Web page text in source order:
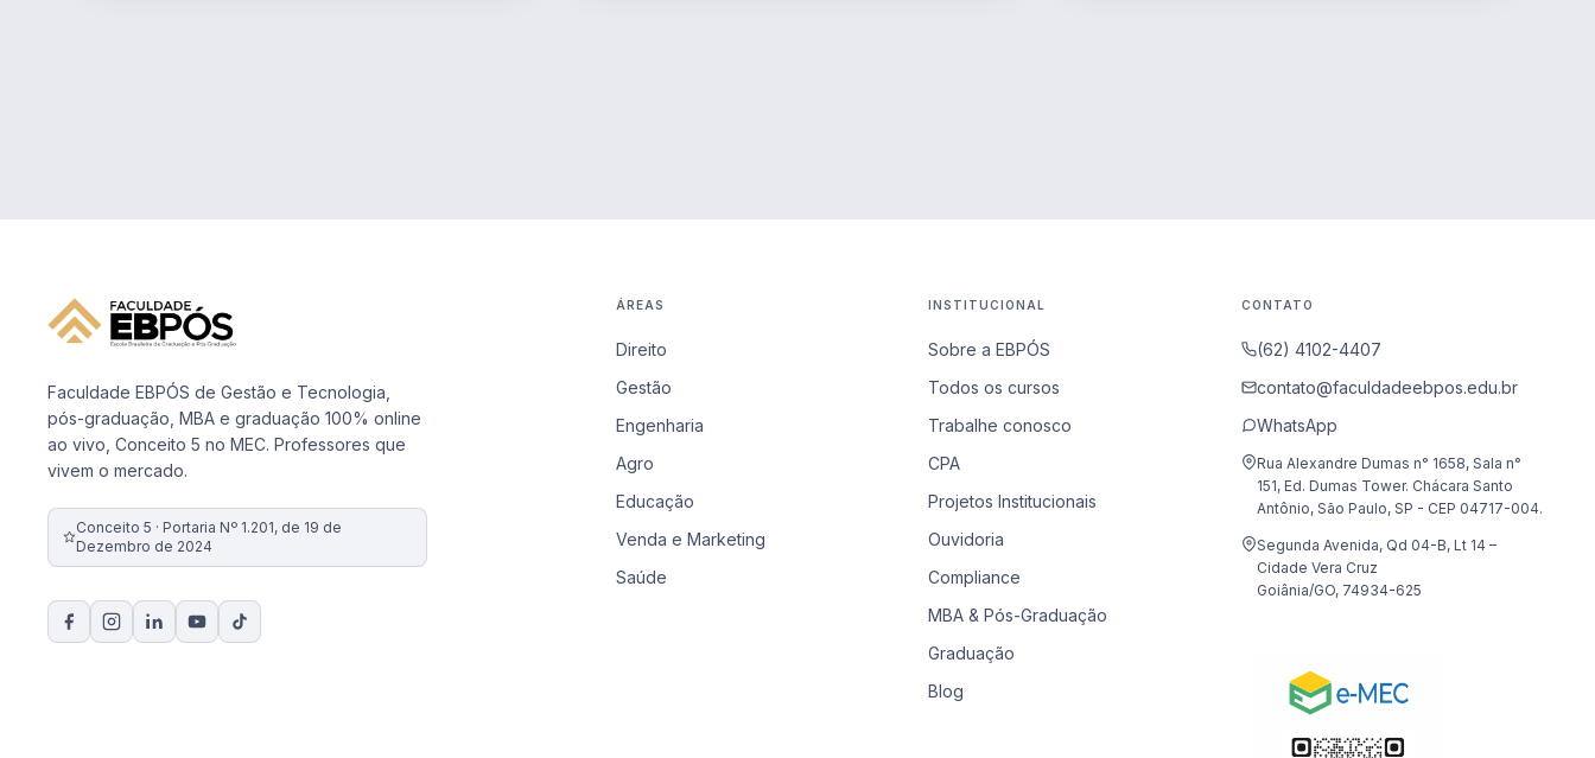
Faculdade EBPÓS de Gestão e Tecnologia,
pós-graduação, MBA e graduação 100% online
ao vivo, Conceito 5 no MEC. Professores que
vivem o mercado.
Conceito 5 · Portaria Nº 1.201, de 19 de
Dezembro de 2024
ÁREAS
Direito
Gestão
Engenharia
Agro
Educação
Venda e Marketing
Saúde
INSTITUCIONAL
Sobre a EBPÓS
Todos os cursos
Trabalhe conosco
CPA
Projetos Institucionais
Ouvidoria
Compliance
MBA & Pós-Graduação
Graduação
Blog
CONTATO
(62) 4102-4407
contato@faculdadeebpos.edu.br
WhatsApp
Rua Alexandre Dumas n° 1658, Sala n°
151, Ed. Dumas Tower. Chácara Santo
Antônio, São Paulo, SP - CEP 04717-004.
Segunda Avenida, Qd 04-B, Lt 14 –
Cidade Vera Cruz
Goiânia/GO, 74934-625